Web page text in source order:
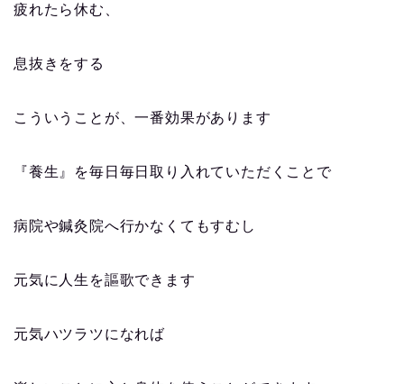
疲れたら休む、
息抜きをする
こういうことが、一番効果があります
『養生』を毎日毎日取り入れていただくことで
病院や鍼灸院へ行かなくてもすむし
元気に人生を謳歌できます
元気ハツラツになれば